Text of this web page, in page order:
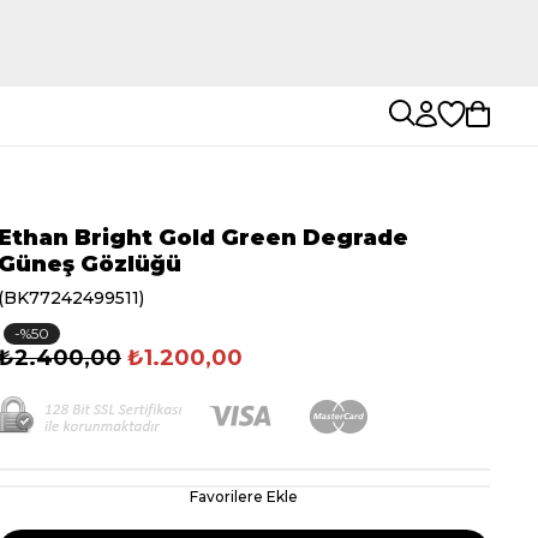
Bright Gold Green Degrade
Gözlüğü
50
₺1.200,00
Favorilere Ekle